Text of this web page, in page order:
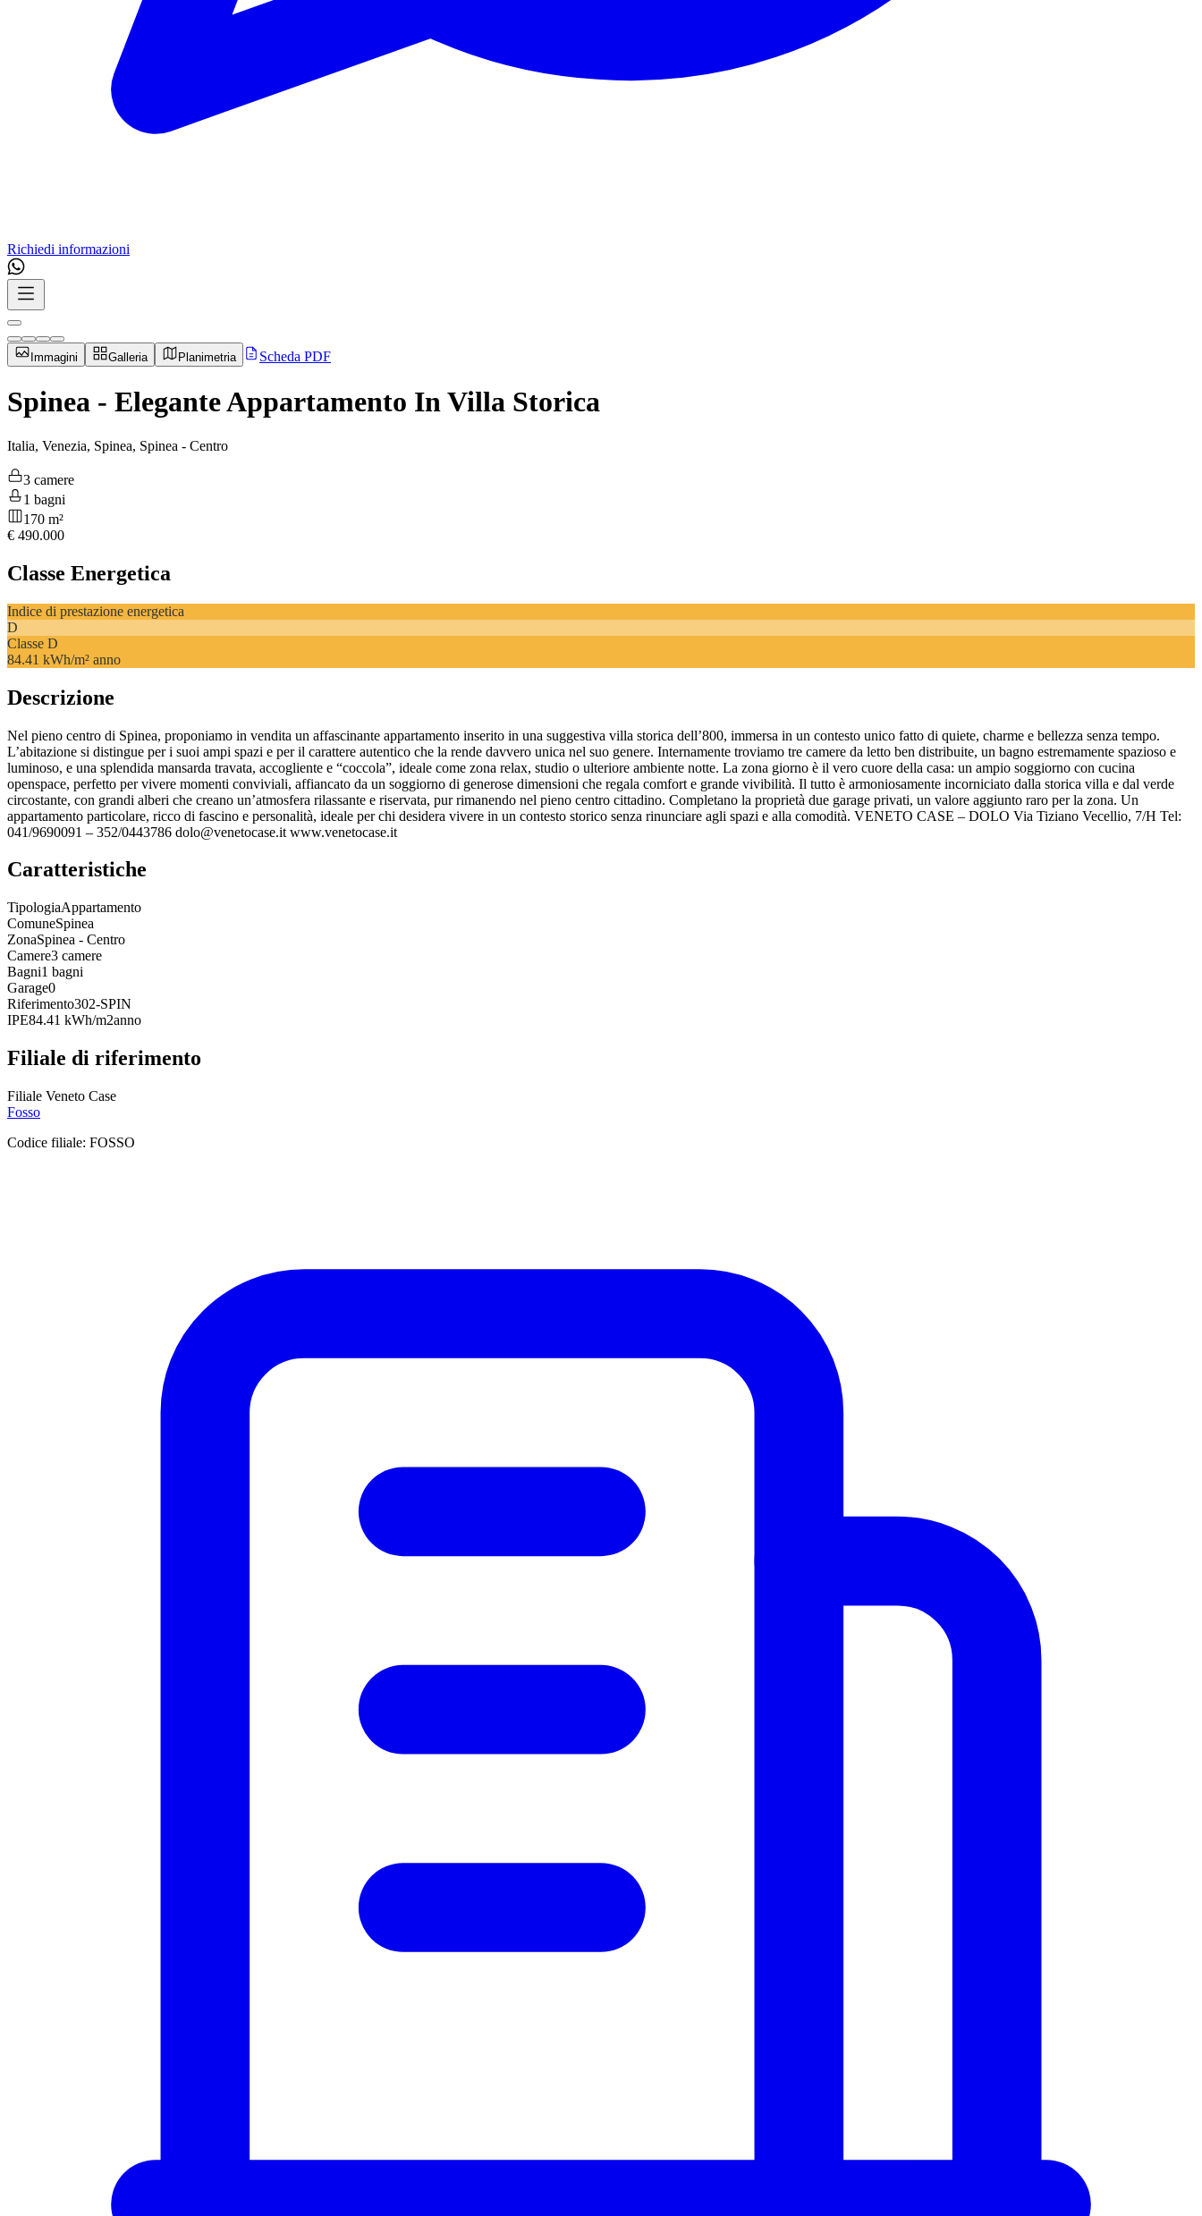
Richiedi informazioni
Immagini Galleria Planimetria Scheda PDF
Spinea - Elegante Appartamento In Villa Storica
Italia, Venezia, Spinea, Spinea - Centro
3 camere
1 bagni
170 m²
€ 490.000
Classe Energetica
Indice di prestazione energetica
D
Classe D
84.41 kWh/m² anno
Descrizione
Nel pieno centro di Spinea, proponiamo in vendita un affascinante appartamento inserito in una suggestiva villa storica dell’800, immersa in un contesto unico fatto di quiete, charme e bellezza senza tempo.
L’abitazione si distingue per i suoi ampi spazi e per il carattere autentico che la rende davvero unica nel suo genere. Internamente troviamo tre camere da letto ben distribuite, un bagno estremamente spazioso e
luminoso, e una splendida mansarda travata, accogliente e “coccola”, ideale come zona relax, studio o ulteriore ambiente notte. La zona giorno è il vero cuore della casa: un ampio soggiorno con cucina
openspace, perfetto per vivere momenti conviviali, affiancato da un soggiorno di generose dimensioni che regala comfort e grande vivibilità. Il tutto è armoniosamente incorniciato dalla storica villa e dal verde
circostante, con grandi alberi che creano un’atmosfera rilassante e riservata, pur rimanendo nel pieno centro cittadino. Completano la proprietà due garage privati, un valore aggiunto raro per la zona. Un
appartamento particolare, ricco di fascino e personalità, ideale per chi desidera vivere in un contesto storico senza rinunciare agli spazi e alla comodità. VENETO CASE – DOLO Via Tiziano Vecellio, 7/H Tel:
041/9690091 – 352/0443786 dolo@venetocase.it www.venetocase.it
Caratteristiche
TipologiaAppartamento
ComuneSpinea
ZonaSpinea - Centro
Camere3 camere
Bagni1 bagni
Garage0
Riferimento302-SPIN
IPE84.41 kWh/m2anno
Filiale di riferimento
Filiale Veneto Case
Fosso
Codice filiale: FOSSO